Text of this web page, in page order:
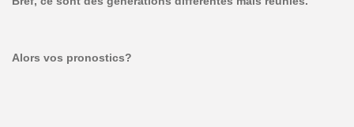
Alors vos pronostics?